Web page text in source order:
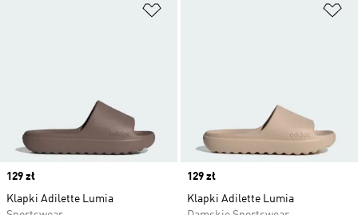
Price
129 zł
Klapki Adilette Lumia
Price
129 zł
Klapki Adilette Lumia